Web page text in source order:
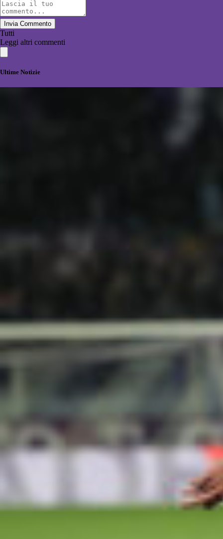
Invia Commento
Tutti
Leggi altri commenti
Ultime Notizie